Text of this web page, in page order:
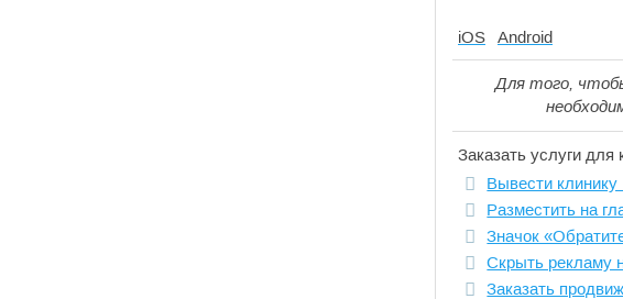
iOS Android
Для того,
Заказать услуги для
Вывести клинику
Разместить на
Значок
Скрыть рекламу
Заказать